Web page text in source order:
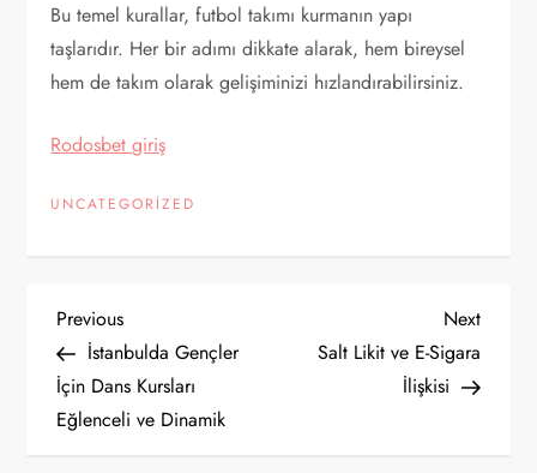
Bu temel kurallar, futbol takımı kurmanın yapı
taşlarıdır. Her bir adımı dikkate alarak, hem bireysel
hem de takım olarak gelişiminizi hızlandırabilirsiniz.
Rodosbet giriş
UNCATEGORIZED
Y
a
z
Previous
Post
Previous
İstanbulda Gençler
İçin Dans Kursları
Eğlenceli ve Dinamik
Next
Post
Next
Salt Likit ve E-Sigara
İlişkisi